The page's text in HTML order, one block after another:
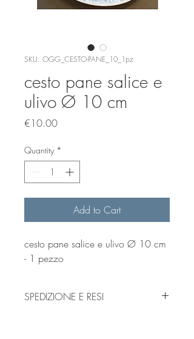
SKU: OGG_CESTO-PANE_10_1pz
cesto pane salice e
ulivo Ø 10 cm
€10.00Price
Quantity *
Add to Cart
cesto pane salice e ulivo Ø 10 cm
- 1 pezzo
SPEDIZIONE E RESI